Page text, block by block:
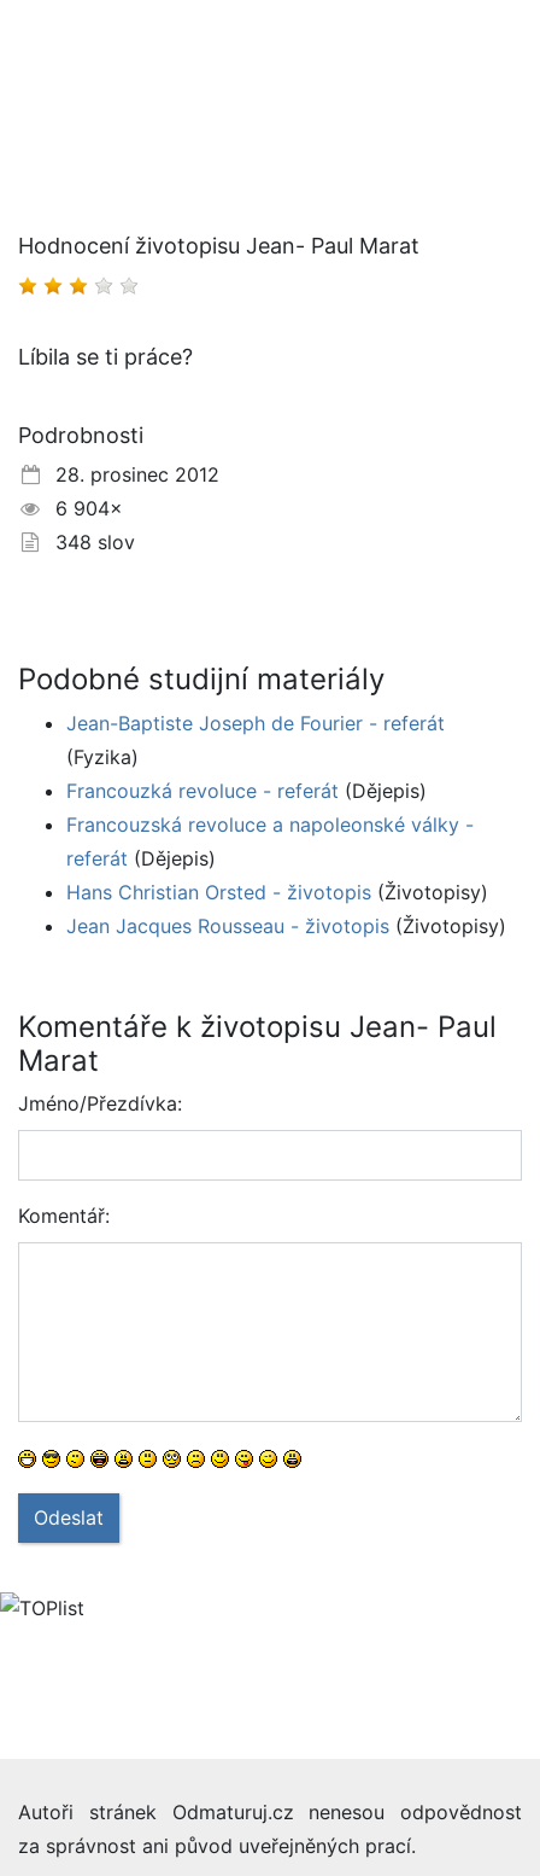
Hodnocení životopisu Jean- Paul Marat
Líbila se ti práce?
Podrobnosti
28. prosinec 2012
6 904×
348 slov
Podobné studijní materiály
Jean-Baptiste Joseph de Fourier - referát
(Fyzika)
Francouzká revoluce - referát (Dějepis)
Francouzská revoluce a napoleonské války -
referát (Dějepis)
Hans Christian Orsted - životopis (Životopisy)
Jean Jacques Rousseau - životopis (Životopisy)
Komentáře k životopisu Jean- Paul
Marat
Jméno/Přezdívka:
Komentář:
Odeslat
Autoři stránek Odmaturuj.cz nenesou odpovědnost
za správnost ani původ uveřejněných prací.